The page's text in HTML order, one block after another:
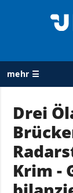
mehr ☰
ALLE
Krieg
Drei
Krim -